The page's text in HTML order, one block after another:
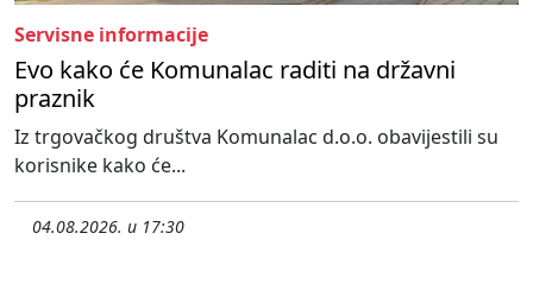
Servisne informacije
Evo kako će Komunalac raditi na državni
praznik
Iz trgovačkog društva Komunalac d.o.o. obavijestili su
korisnike kako će...
04.08.2026. u 17:30